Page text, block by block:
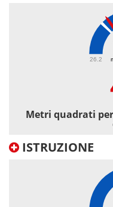
26.2
Metri quadrati
ISTRUZIONE